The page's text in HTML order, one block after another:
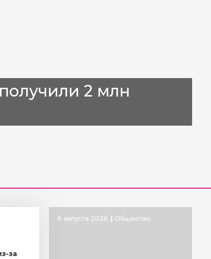
2 млн
за
6 августа 2026 Общество